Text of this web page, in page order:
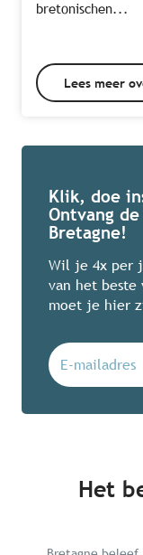
bretonischen...
Lees meer
Klik, doe
Ontvang
Bretagne!
Wil je 4x per
van het beste
moet je hier
Het